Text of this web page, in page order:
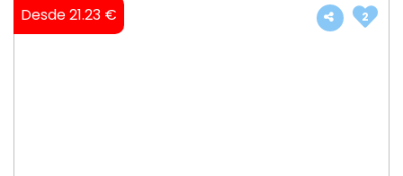
Desde 21.23 € 2